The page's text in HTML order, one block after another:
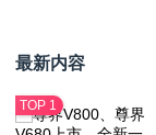
最新内容